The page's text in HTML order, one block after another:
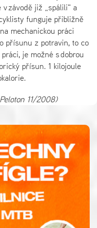
závodě již „spálili" a
funguje přibližně
mechanickou práci
přísunu z potravin, to co
je možné s dobrou
přísun. 1 kilojoule
11/2008)